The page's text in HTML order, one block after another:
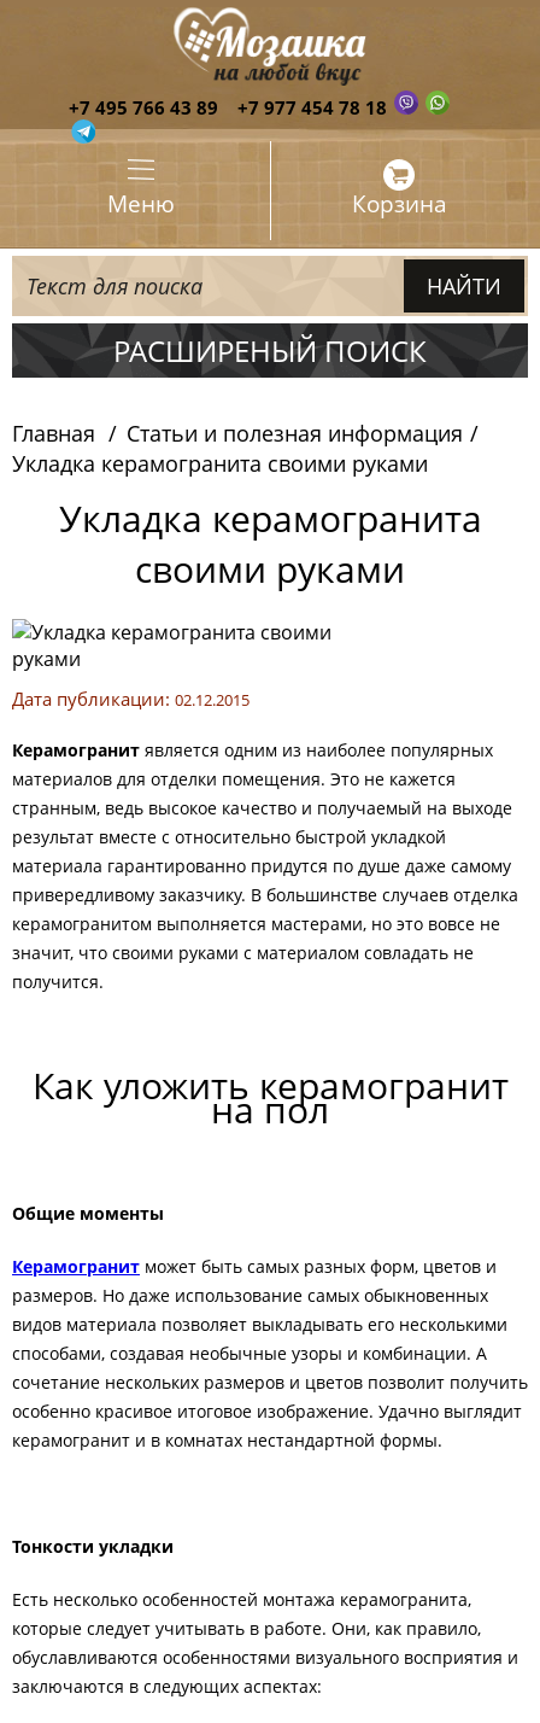
+7 495 766 43 89 +7 977 454 78 18
Меню Корзина
РАСШИРЕНЫЙ ПОИСК
Главная
Статьи и полезная информация
Укладка керамогранита своими руками
Укладка керамогранита
своими руками
Дата публикации: 02.12.2015
Керамогранит является одним из наиболее популярных
материалов для отделки помещения. Это не кажется
странным, ведь высокое качество и получаемый на выходе
результат вместе с относительно быстрой укладкой
материала гарантированно придутся по душе даже самому
привередливому заказчику. В большинстве случаев отделка
керамогранитом выполняется мастерами, но это вовсе не
значит, что своими руками с материалом совладать не
получится.
Как уложить керамогранит
на пол
Общие моменты
Керамогранит может быть самых разных форм, цветов и
размеров. Но даже использование самых обыкновенных
видов материала позволяет выкладывать его несколькими
способами, создавая необычные узоры и комбинации. А
сочетание нескольких размеров и цветов позволит получить
особенно красивое итоговое изображение. Удачно выглядит
керамогранит и в комнатах нестандартной формы.
Тонкости укладки
Есть несколько особенностей монтажа керамогранита,
которые следует учитывать в работе. Они, как правило,
обуславливаются особенностями визуального восприятия и
заключаются в следующих аспектах: